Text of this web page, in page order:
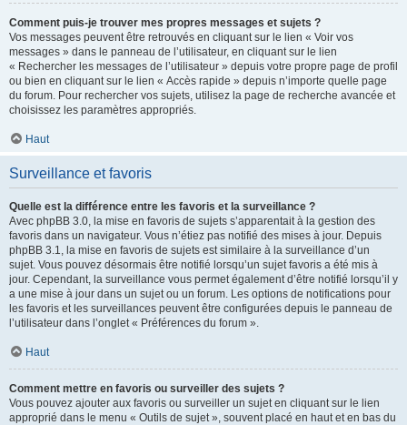
Comment puis-je trouver mes propres messages et sujets ?
Vos messages peuvent être retrouvés en cliquant sur le lien « Voir vos
messages » dans le panneau de l’utilisateur, en cliquant sur le lien
« Rechercher les messages de l’utilisateur » depuis votre propre page de profil
ou bien en cliquant sur le lien « Accès rapide » depuis n’importe quelle page
du forum. Pour rechercher vos sujets, utilisez la page de recherche avancée et
choisissez les paramètres appropriés.
Haut
Surveillance et favoris
Quelle est la différence entre les favoris et la surveillance ?
Avec phpBB 3.0, la mise en favoris de sujets s’apparentait à la gestion des
favoris dans un navigateur. Vous n’étiez pas notifié des mises à jour. Depuis
phpBB 3.1, la mise en favoris de sujets est similaire à la surveillance d’un
sujet. Vous pouvez désormais être notifié lorsqu’un sujet favoris a été mis à
jour. Cependant, la surveillance vous permet également d’être notifié lorsqu’il y
a une mise à jour dans un sujet ou un forum. Les options de notifications pour
les favoris et les surveillances peuvent être configurées depuis le panneau de
l’utilisateur dans l’onglet « Préférences du forum ».
Haut
Comment mettre en favoris ou surveiller des sujets ?
Vous pouvez ajouter aux favoris ou surveiller un sujet en cliquant sur le lien
approprié dans le menu « Outils de sujet », souvent placé en haut et en bas du